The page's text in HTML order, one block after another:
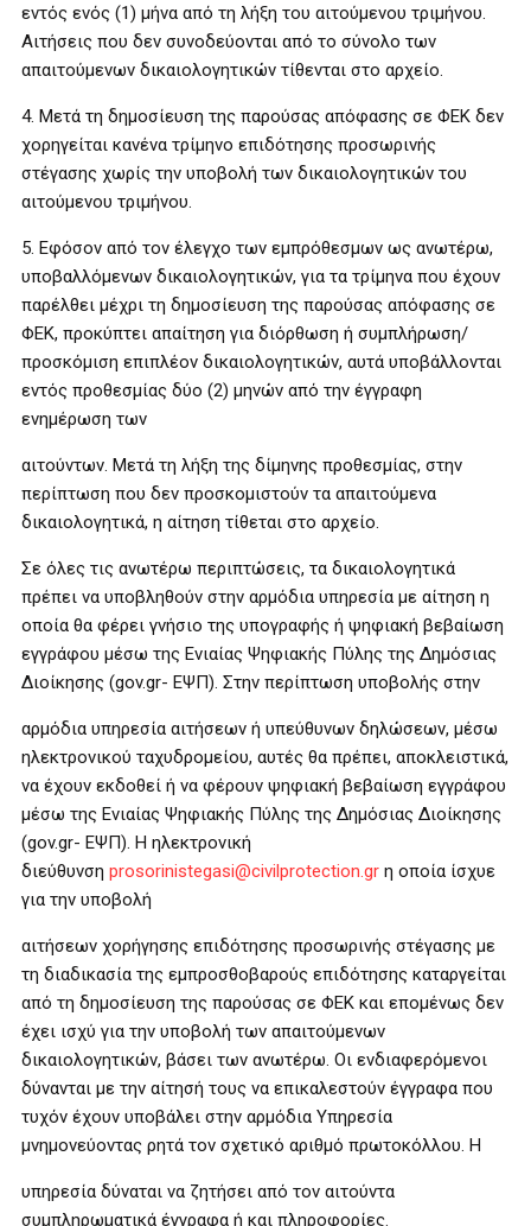
εντός ενός (1) μήνα από τη λήξη του αιτούμενου τριμήνου.
Αιτήσεις που δεν συνοδεύονται από το σύνολο των
απαιτούμενων δικαιολογητικών τίθενται στο αρχείο.
4. Μετά τη δημοσίευση της παρούσας απόφασης σε ΦΕΚ δεν
χορηγείται κανένα τρίμηνο επιδότησης προσωρινής
στέγασης χωρίς την υποβολή των δικαιολογητικών του
αιτούμενου τριμήνου.
5. Εφόσον από τον έλεγχο των εμπρόθεσμων ως ανωτέρω,
υποβαλλόμενων δικαιολογητικών, για τα τρίμηνα που έχουν
παρέλθει μέχρι τη δημοσίευση της παρούσας απόφασης σε
ΦΕΚ, προκύπτει απαίτηση για διόρθωση ή συμπλήρωση/
προσκόμιση επιπλέον δικαιολογητικών, αυτά υποβάλλονται
εντός προθεσμίας δύο (2) μηνών από την έγγραφη
ενημέρωση των
αιτούντων. Μετά τη λήξη της δίμηνης προθεσμίας, στην
περίπτωση που δεν προσκομιστούν τα απαιτούμενα
δικαιολογητικά, η αίτηση τίθεται στο αρχείο.
Σε όλες τις ανωτέρω περιπτώσεις, τα δικαιολογητικά
πρέπει να υποβληθούν στην αρμόδια υπηρεσία με αίτηση η
οποία θα φέρει γνήσιο της υπογραφής ή ψηφιακή βεβαίωση
εγγράφου μέσω της Ενιαίας Ψηφιακής Πύλης της Δημόσιας
Διοίκησης (gov.gr- ΕΨΠ). Στην περίπτωση υποβολής στην
αρμόδια υπηρεσία αιτήσεων ή υπεύθυνων δηλώσεων, μέσω
ηλεκτρονικού ταχυδρομείου, αυτές θα πρέπει, αποκλειστικά,
να έχουν εκδοθεί ή να φέρουν ψηφιακή βεβαίωση εγγράφου
μέσω της Ενιαίας Ψηφιακής Πύλης της Δημόσιας Διοίκησης
(gov.gr- ΕΨΠ). Η ηλεκτρονική
διεύθυνση prosorinistegasi@civilprotection.gr η οποία ίσχυε
για την υποβολή
αιτήσεων χορήγησης επιδότησης προσωρινής στέγασης με
τη διαδικασία της εμπροσθοβαρούς επιδότησης καταργείται
από τη δημοσίευση της παρούσας σε ΦΕΚ και επομένως δεν
έχει ισχύ για την υποβολή των απαιτούμενων
δικαιολογητικών, βάσει των ανωτέρω. Οι ενδιαφερόμενοι
δύνανται με την αίτησή τους να επικαλεστούν έγγραφα που
τυχόν έχουν υποβάλει στην αρμόδια Υπηρεσία
μνημονεύοντας ρητά τον σχετικό αριθμό πρωτοκόλλου. Η
υπηρεσία δύναται να ζητήσει από τον αιτούντα
συμπληρωματικά έγγραφα ή και πληροφορίες.